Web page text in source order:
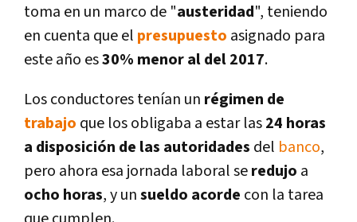
toma en un marco de "austeridad", teniendo
en cuenta que el presupuesto asignado para
este año es30% menor al del 2017.
Los conductores tení­an un régimen de
trabajo que los obligaba a estar las24 horas
a disposición de las autoridades del banco,
pero ahora esa jornada laboral seredujo a
ocho horas, y unsueldo acorde con la tarea